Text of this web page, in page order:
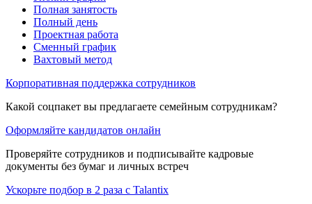
Полная занятость
Полный день
Проектная работа
Сменный график
Вахтовый метод
Корпоративная поддержка сотрудников
Какой соцпакет вы предлагаете семейным сотрудникам?
Оформляйте кандидатов онлайн
Проверяйте сотрудников и подписывайте кадровые
документы без бумаг и личных встреч
Ускорьте подбор в 2 раза с Talantix